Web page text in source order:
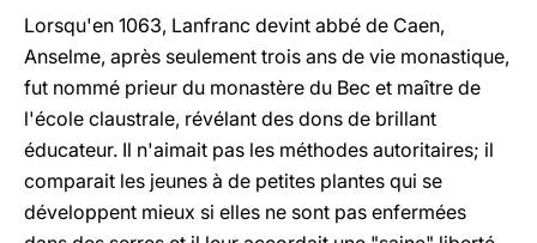
Lorsqu'en 1063, Lanfranc devint abbé de Caen,
Anselme, après seulement trois ans de vie monastique,
fut nommé prieur du monastère du Bec et maître de
l'école claustrale, révélant des dons de brillant
éducateur. Il n'aimait pas les méthodes autoritaires; il
comparait les jeunes à de petites plantes qui se
développent mieux si elles ne sont pas enfermées